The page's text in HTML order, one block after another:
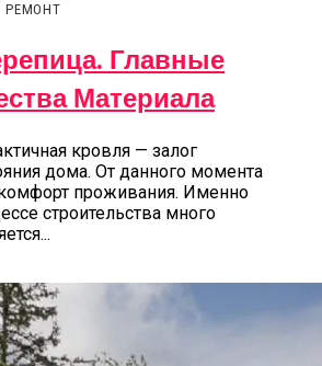
РЕМОНТ
Главные
Материала
кровля — залог
дома. От данного момента
проживания. Именно
строительства много